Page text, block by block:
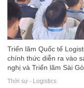
Triển lãm Quốc tế
chính thức diễn ra vào
nghị và Triển lãm Sài
Thời sự - Logistics